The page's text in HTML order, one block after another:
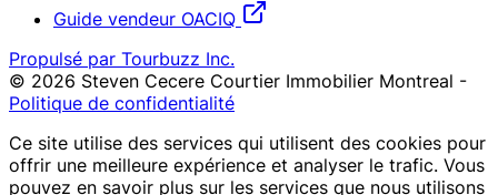
Guide vendeur OACIQ
Propulsé par Tourbuzz Inc.
© 2026 Steven Cecere Courtier Immobilier Montreal -
Politique de confidentialité
Ce site utilise des services qui utilisent des cookies pour
offrir une meilleure expérience et analyser le trafic. Vous
pouvez en savoir plus sur les services que nous utilisons